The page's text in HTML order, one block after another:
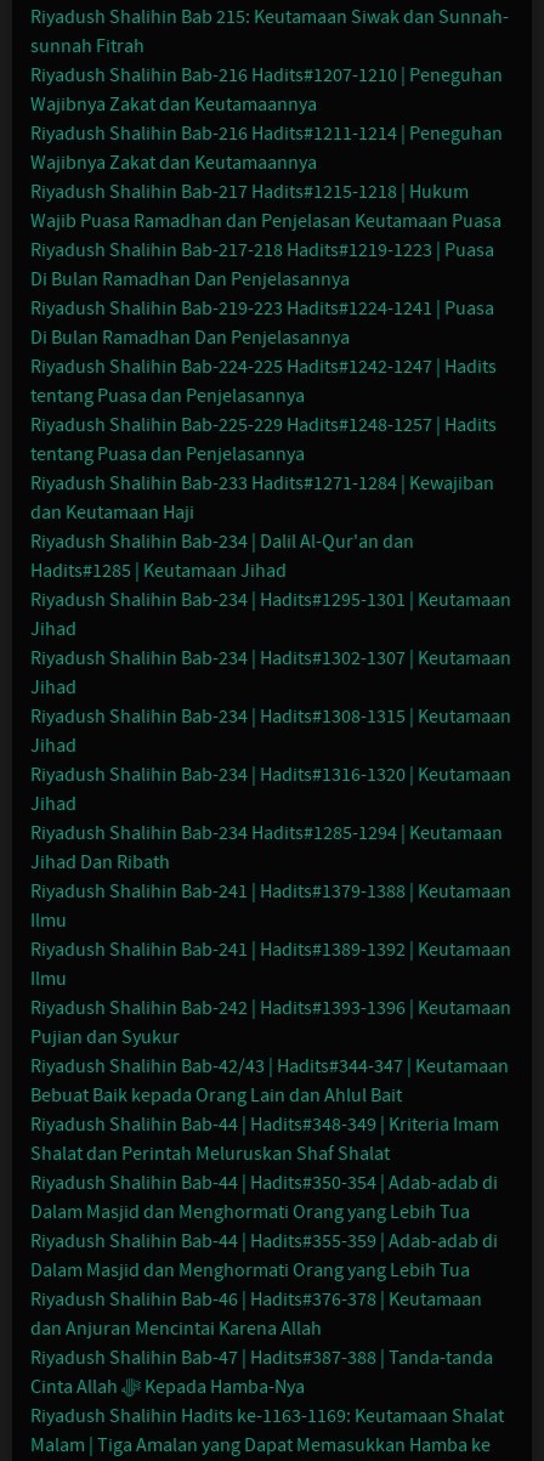
Riyadush Shalihin Bab 215: Keutamaan Siwak dan Sunnah-
sunnah Fitrah
Riyadush Shalihin Bab-216 Hadits#1207-1210 | Peneguhan
Wajibnya Zakat dan Keutamaannya
Riyadush Shalihin Bab-216 Hadits#1211-1214 | Peneguhan
Wajibnya Zakat dan Keutamaannya
Riyadush Shalihin Bab-217 Hadits#1215-1218 | Hukum
Wajib Puasa Ramadhan dan Penjelasan Keutamaan Puasa
Riyadush Shalihin Bab-217-218 Hadits#1219-1223 | Puasa
Di Bulan Ramadhan Dan Penjelasannya
Riyadush Shalihin Bab-219-223 Hadits#1224-1241 | Puasa
Di Bulan Ramadhan Dan Penjelasannya
Riyadush Shalihin Bab-224-225 Hadits#1242-1247 | Hadits
tentang Puasa dan Penjelasannya
Riyadush Shalihin Bab-225-229 Hadits#1248-1257 | Hadits
tentang Puasa dan Penjelasannya
Riyadush Shalihin Bab-233 Hadits#1271-1284 | Kewajiban
dan Keutamaan Haji
Riyadush Shalihin Bab-234 | Dalil Al-Qur'an dan
Hadits#1285 | Keutamaan Jihad
Riyadush Shalihin Bab-234 | Hadits#1295-1301 | Keutamaan
Jihad
Riyadush Shalihin Bab-234 | Hadits#1302-1307 | Keutamaan
Jihad
Riyadush Shalihin Bab-234 | Hadits#1308-1315 | Keutamaan
Jihad
Riyadush Shalihin Bab-234 | Hadits#1316-1320 | Keutamaan
Jihad
Riyadush Shalihin Bab-234 Hadits#1285-1294 | Keutamaan
Jihad Dan Ribath
Riyadush Shalihin Bab-241 | Hadits#1379-1388 | Keutamaan
Ilmu
Riyadush Shalihin Bab-241 | Hadits#1389-1392 | Keutamaan
Ilmu
Riyadush Shalihin Bab-242 | Hadits#1393-1396 | Keutamaan
Pujian dan Syukur
Riyadush Shalihin Bab-42/43 | Hadits#344-347 | Keutamaan
Bebuat Baik kepada Orang Lain dan Ahlul Bait
Riyadush Shalihin Bab-44 | Hadits#348-349 | Kriteria Imam
Shalat dan Perintah Meluruskan Shaf Shalat
Riyadush Shalihin Bab-44 | Hadits#350-354 | Adab-adab di
Dalam Masjid dan Menghormati Orang yang Lebih Tua
Riyadush Shalihin Bab-44 | Hadits#355-359 | Adab-adab di
Dalam Masjid dan Menghormati Orang yang Lebih Tua
Riyadush Shalihin Bab-46 | Hadits#376-378 | Keutamaan
dan Anjuran Mencintai Karena Allah
Riyadush Shalihin Bab-47 | Hadits#387-388 | Tanda-tanda
Cinta Allah ﷻ Kepada Hamba-Nya
Riyadush Shalihin Hadits ke-1163-1169: Keutamaan Shalat
Malam | Tiga Amalan yang Dapat Memasukkan Hamba ke